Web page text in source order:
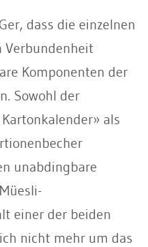
dass die einzelnen
Verbundenheit
Komponenten der
Sowohl der
als
unabdingbare
einer der beiden
nicht mehr um das